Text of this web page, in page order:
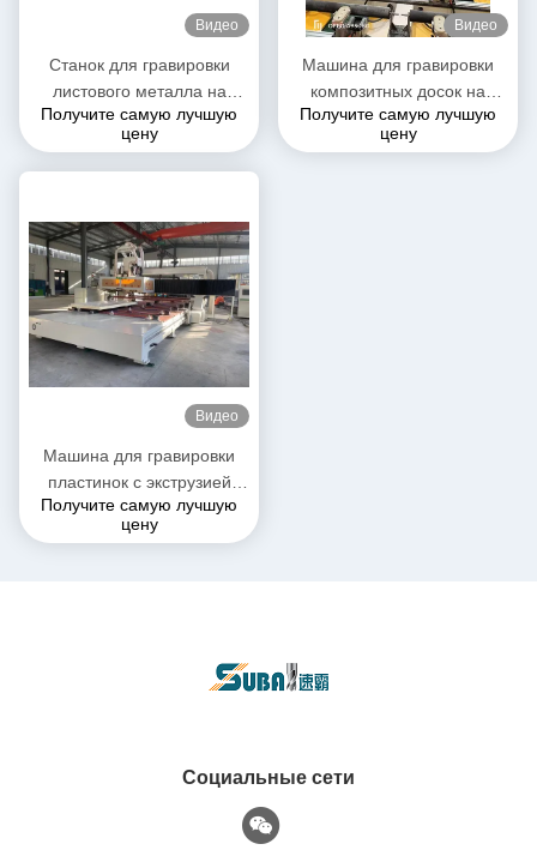
Видео
Станок для гравировки
листового металла на
полиуретановых
композитных панелях для
рефрижераторных
установок
Получите самую лучшую
цену
Видео
Машина для гравировки
композитных досок на
панели кабины
рефрижераторных
Получите самую лучшую
цену
Видео
Машина для гравировки
пластинок с экструзией
пенополитена 30100
Получите самую лучшую
цену
Социальные сети